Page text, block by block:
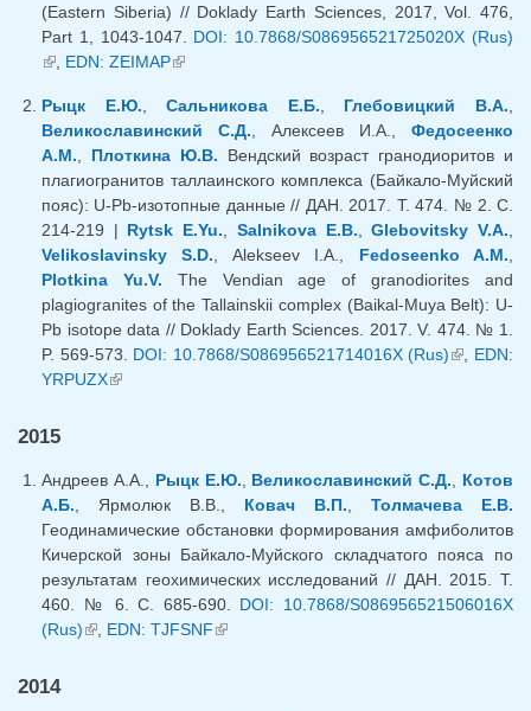
(Eastern Siberia) // Doklady Earth Sciences, 2017, Vol. 476,
Part 1, 1043-1047. DOI: 10.7868/S086956521725020X (Rus)
(link is external)
EDN: ZEIMAP(link is external)
Рыцк Е.Ю. ,Сальникова Е.Б. Глебовицкий В.А.
Великославинский С.Д. , Алексеев И.А., Федосеенко
А.М.
Плоткина Ю.В. Вендский возраст гранодиоритов и
плагиогранитов таллаинского комплекса (Байкало-Муйский
пояс): U-Pb-изотопные данные // ДАН. 2017. Т. 474. № 2. С.
214-219 | Rytsk E.Yu. Salnikova E.B. ,Glebovitsky V.A.
Velikoslavinsky S.D. , Alekseev I.A., Fedoseenko A.M.
Plotkina Yu.V. The Vendian age of granodiorites and
plagiogranites of the Tallainskii complex (Baikal-Muya Belt): U-
Pb isotope data // Doklady Earth Sciences. 2017. V. 474. № 1.
P. 569-573. DOI: 10.7868/S086956521714016X (Rus)(link is
EDN:
YRPUZX(link is external)
2015
Андреев А.А., Рыцк Е.Ю., Великославинский С.Д., Котов
А.Б., Ярмолюк В.В., Ковач В.П., Толмачева Е.В.
Геодинамические обстановки формирования амфиболитов
Кичерской зоны Байкало-Муйского складчатого пояса по
результатам геохимических исследований // ДАН. 2015. Т.
460. № 6. С. 685-690. DOI: 10.7868/S086956521506016X
(Rus)(link is external)
, EDN: TJFSNF(link is external)
2014